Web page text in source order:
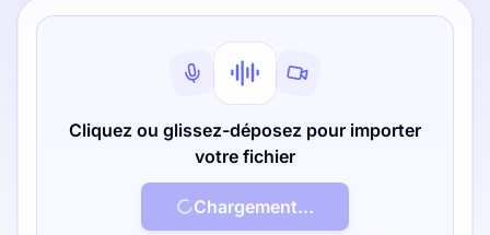
Cliquez ou glissez-déposez pour importer
votre fichier
Chargement...